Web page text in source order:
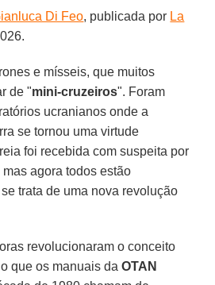
Di Feo, publicada por La
e mísseis, que muitos
de "mini-cruzeiros". Foram
ucranianos onde a
se tornou uma virtude
foi recebida com suspeita por
agora todos estão
trata de uma nova revolução
revolucionaram o conceito
que os manuais daOTAN